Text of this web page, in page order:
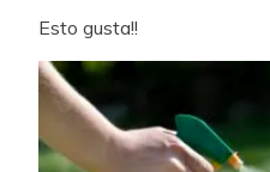
Esto gusta!!